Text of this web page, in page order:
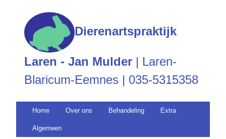
Dierenartspraktijk
Laren - Jan Mulder | Laren-
Blaricum-Eemnes | 035-5315358
Home Over ons Behandeling Extra
Algemeen